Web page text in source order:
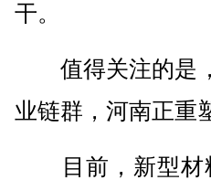
干。
值得关注的是，
业链群，河南正重
目前，新型材